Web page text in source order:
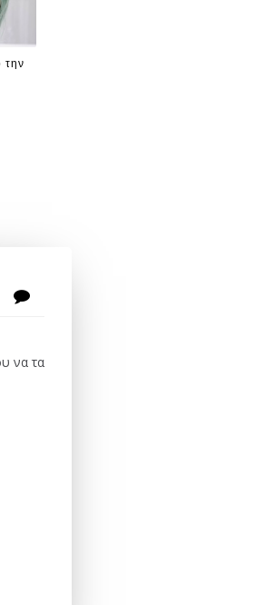
την
να τα